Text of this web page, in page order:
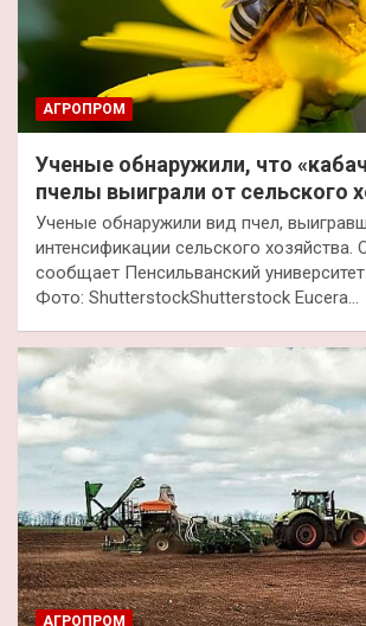
АГРОПРОМ
Ученые обнаружили, что
пчелы выиграли от сельского
Ученые обнаружили вид пчел,
интенсификации сельского хозяйства.
сообщает Пенсильванский университет.
Фото: ShutterstockShutterstock Eucera…
АГРОПРОМ